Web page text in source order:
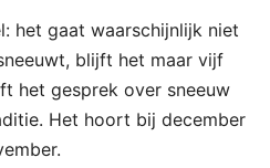
het gaat waarschijnlijk niet
blijft het maar vijf
het gesprek over sneeuw
Het hoort bij december